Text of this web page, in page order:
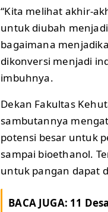
“Kita melihat akhir-
untuk diubah
bagaimana
dikonversi menjadi
imbuhnya.
Dekan Fakultas
sambutannya
potensi besar untuk
sampai bioethanol.
untuk pangan dapat
BACA JUGA: 11